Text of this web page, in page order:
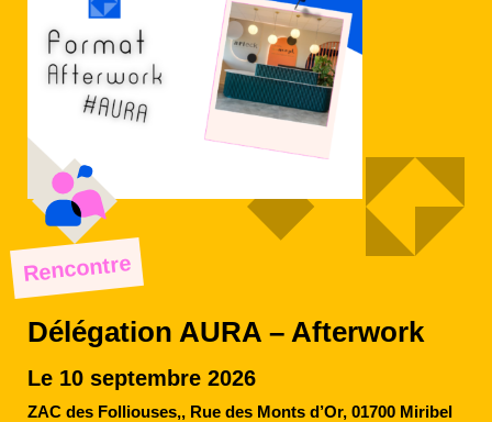
Rencontre
Délégation AURA – Afterwork
Le 10 septembre 2026
ZAC des Folliouses,, Rue des Monts d’Or, 01700 Miribel